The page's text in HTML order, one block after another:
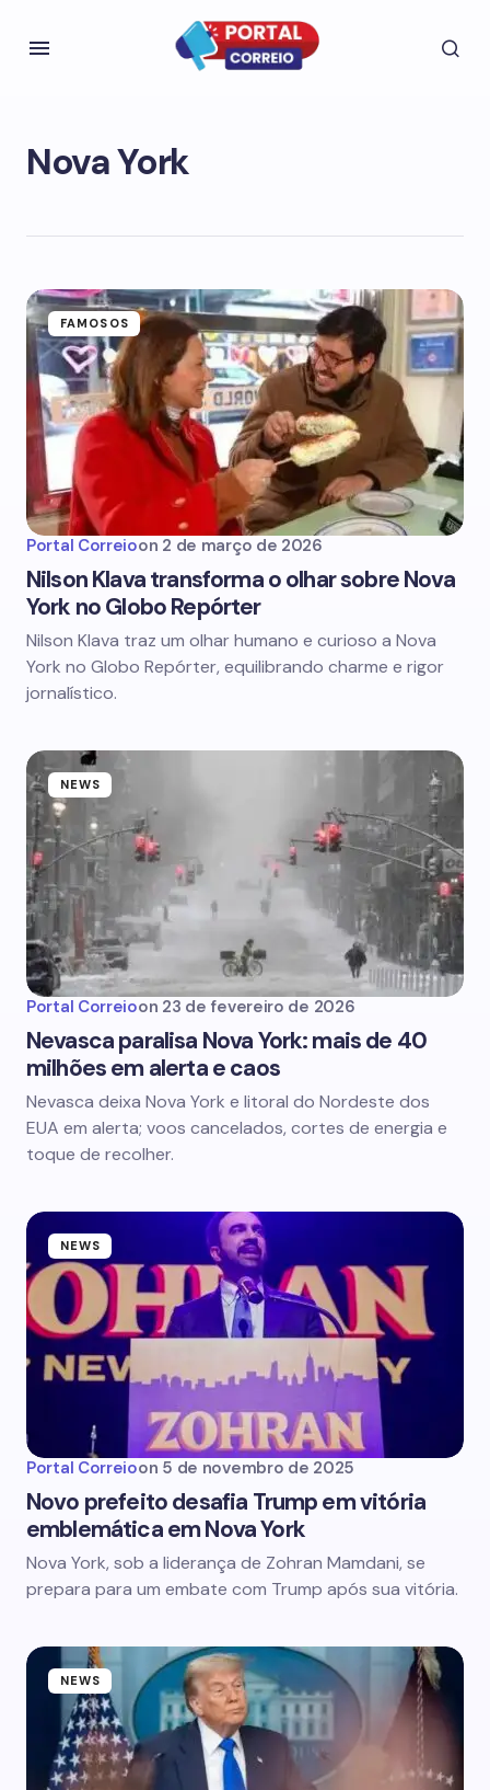
Nova York
FAMOSOS
Portal Correioon 2 de março de 2026
Nilson Klava transforma o olhar sobre Nova
York no Globo Repórter
Nilson Klava traz um olhar humano e curioso a Nova
York no Globo Repórter, equilibrando charme e rigor
jornalístico.
NEWS
Portal Correioon 23 de fevereiro de 2026
Nevasca paralisa Nova York: mais de 40
milhões em alerta e caos
Nevasca deixa Nova York e litoral do Nordeste dos
EUA em alerta; voos cancelados, cortes de energia e
toque de recolher.
NEWS
Portal Correioon 5 de novembro de 2025
Novo prefeito desafia Trump em vitória
emblemática em Nova York
Nova York, sob a liderança de Zohran Mamdani, se
prepara para um embate com Trump após sua vitória.
NEWS